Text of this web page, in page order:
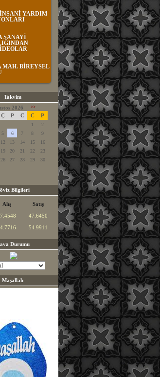
YARDIM
SANAYİ
MAH. BİREYSEL
Takvim
2026 >>
Ç P C C P
1
2
5 6 7 8
9
12 13 14 15
16
19 20 21 22
23
26 27 28 29
30
Bilgileri
Alış
Satış
47.6450
54.9911
Durumu
Maşallah